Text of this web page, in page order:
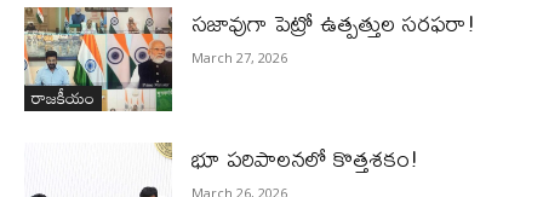
రాజకీయం
స‌జావుగా పెట్రో ఉత్ప‌త్తుల స‌ర‌ఫ‌రా!
March 27, 2026
భూ ప‌రిపాల‌న‌లో కొత్తశ‌కం!
March 26, 2026